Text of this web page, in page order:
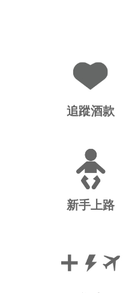
追蹤酒款
新手上路